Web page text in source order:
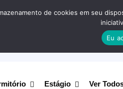
Estágio Ver
de cookies em seu
Eu